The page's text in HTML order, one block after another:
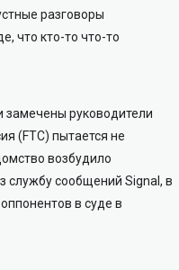
разговоры
что кто-то что-то
замечены руководители
(FTC) пытается не
возбудило
службу сообщений Signal, в
в суде в